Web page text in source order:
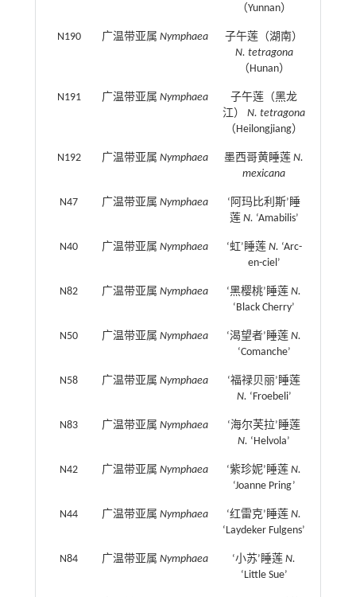
（Yunnan）
N190 广温带亚属Nymphaea
子午莲（湖南）
N. tetragona
（Hunan）
N191 广温带亚属Nymphaea
子午莲（黑龙
江）N. tetragona
（Heilongjiang）
N192 广温带亚属Nymphaea 墨西哥黄睡莲N.
mexicana
N47 广温带亚属Nymphaea
‘阿玛比利斯’睡
莲 N. ‘Amabilis’
N40 广温带亚属Nymphaea ‘虹’睡莲 N. ‘Arc-
en-ciel’
N82 广温带亚属Nymphaea ‘黑樱桃’睡莲N.
‘Black Cherry’
N50 广温带亚属Nymphaea ‘渴望者’睡莲N.
‘Comanche’
N58 广温带亚属Nymphaea
‘福禄贝丽’睡莲
N. ‘Froebeli’
N83 广温带亚属Nymphaea
‘海尔芙拉’睡莲
N. ‘Helvola’
N42 广温带亚属Nymphaea ‘紫珍妮’睡莲N.
‘Joanne Pring’
N44 广温带亚属Nymphaea ‘红雷克’睡莲N.
‘Laydeker Fulgens’
N84 广温带亚属Nymphaea ‘小苏’睡莲N.
‘Little Sue’